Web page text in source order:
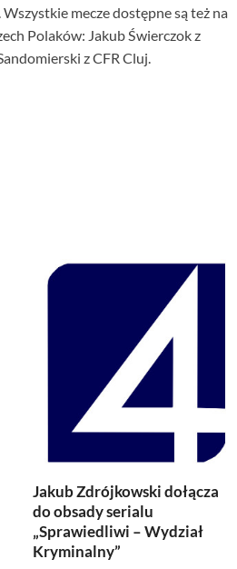
mecze dostępne są też na
Polaków: Jakub Świerczok z
z CFR Cluj.
Jakub Zdrójkowski dołącza
do obsady serialu
„Sprawiedliwi – Wydział
Kryminalny”